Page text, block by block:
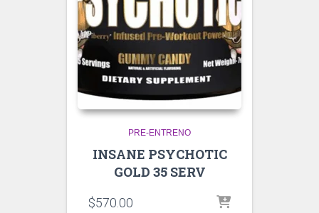
PRE-ENTRENO
INSANE PSYCHOTIC
GOLD 35 SERV
$570.00